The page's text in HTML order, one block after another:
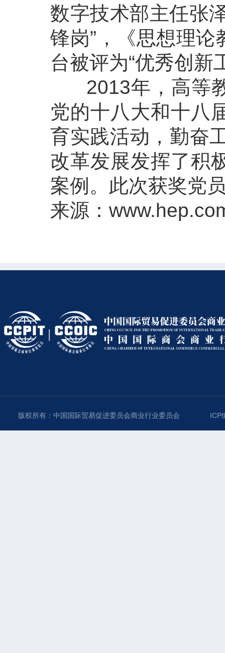
数字技术部主任张
锋岗”，《思想理
台被评为“优秀创新
2013年，高等教
党的十八大和十八
育实践活动，勤奋
改革发展发挥了积
案例。此次获奖党
来源：
版权所有：中国国际贸易促进委员会商业行业委员会 ICP